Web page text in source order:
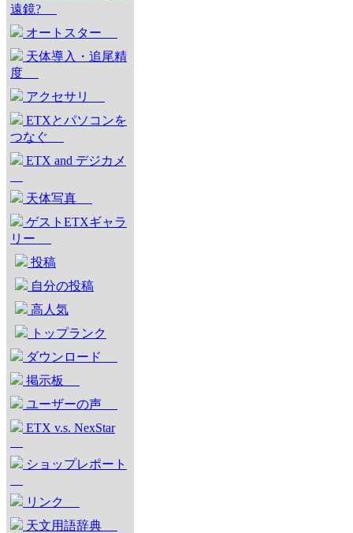
遠鏡?
オートスター
天体導入・追尾精
度
アクセサリ
ETXとパソコンを
つなぐ
ETX and デジカメ
天体写真
ゲストETXギャラ
リー
投稿
自分の投稿
高人気
トップランク
ダウンロード
掲示板
ユーザーの声
ETX v.s. NexStar
ショップレポート
リンク
天文用語辞典